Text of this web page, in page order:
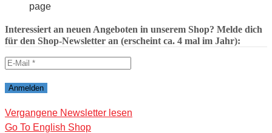
page
Interessiert an neuen Angeboten in unserem Shop? Melde dich
für den Shop-Newsletter an (erscheint ca. 4 mal im Jahr):
Vergangene Newsletter lesen
Go To English Shop